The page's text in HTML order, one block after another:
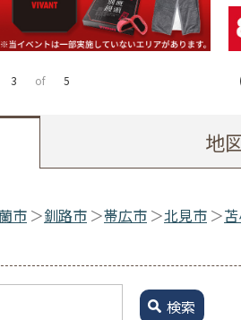
4 of 5
地
市 釧路市 帯広市 北見市
検索